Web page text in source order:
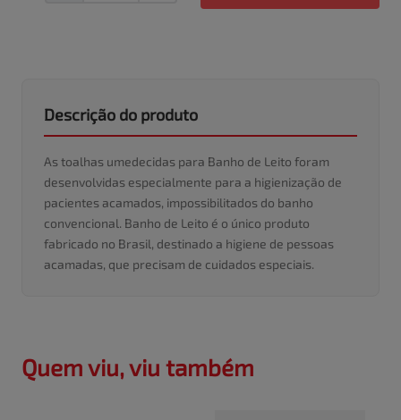
Descrição do produto
As toalhas umedecidas para Banho de Leito foram
desenvolvidas especialmente para a higienização de
pacientes acamados, impossibilitados do banho
convencional. Banho de Leito é o único produto
fabricado no Brasil, destinado a higiene de pessoas
acamadas, que precisam de cuidados especiais.
Quem viu, viu também